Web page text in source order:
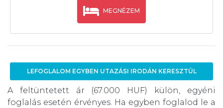
MEGNÉZEM
LEFOGLALOM EGYBEN UTAZÁSI IRODÁN KERESZTÜL
A feltüntetett ár (67.000 HUF) külön, egyéni
foglalás esetén érvényes. Ha egyben foglalod le a